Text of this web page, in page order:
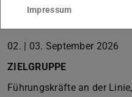
Unternehmen
02. | 03. September 2026
ZIELGRUPPE
Führungskräfte an der
Impressum